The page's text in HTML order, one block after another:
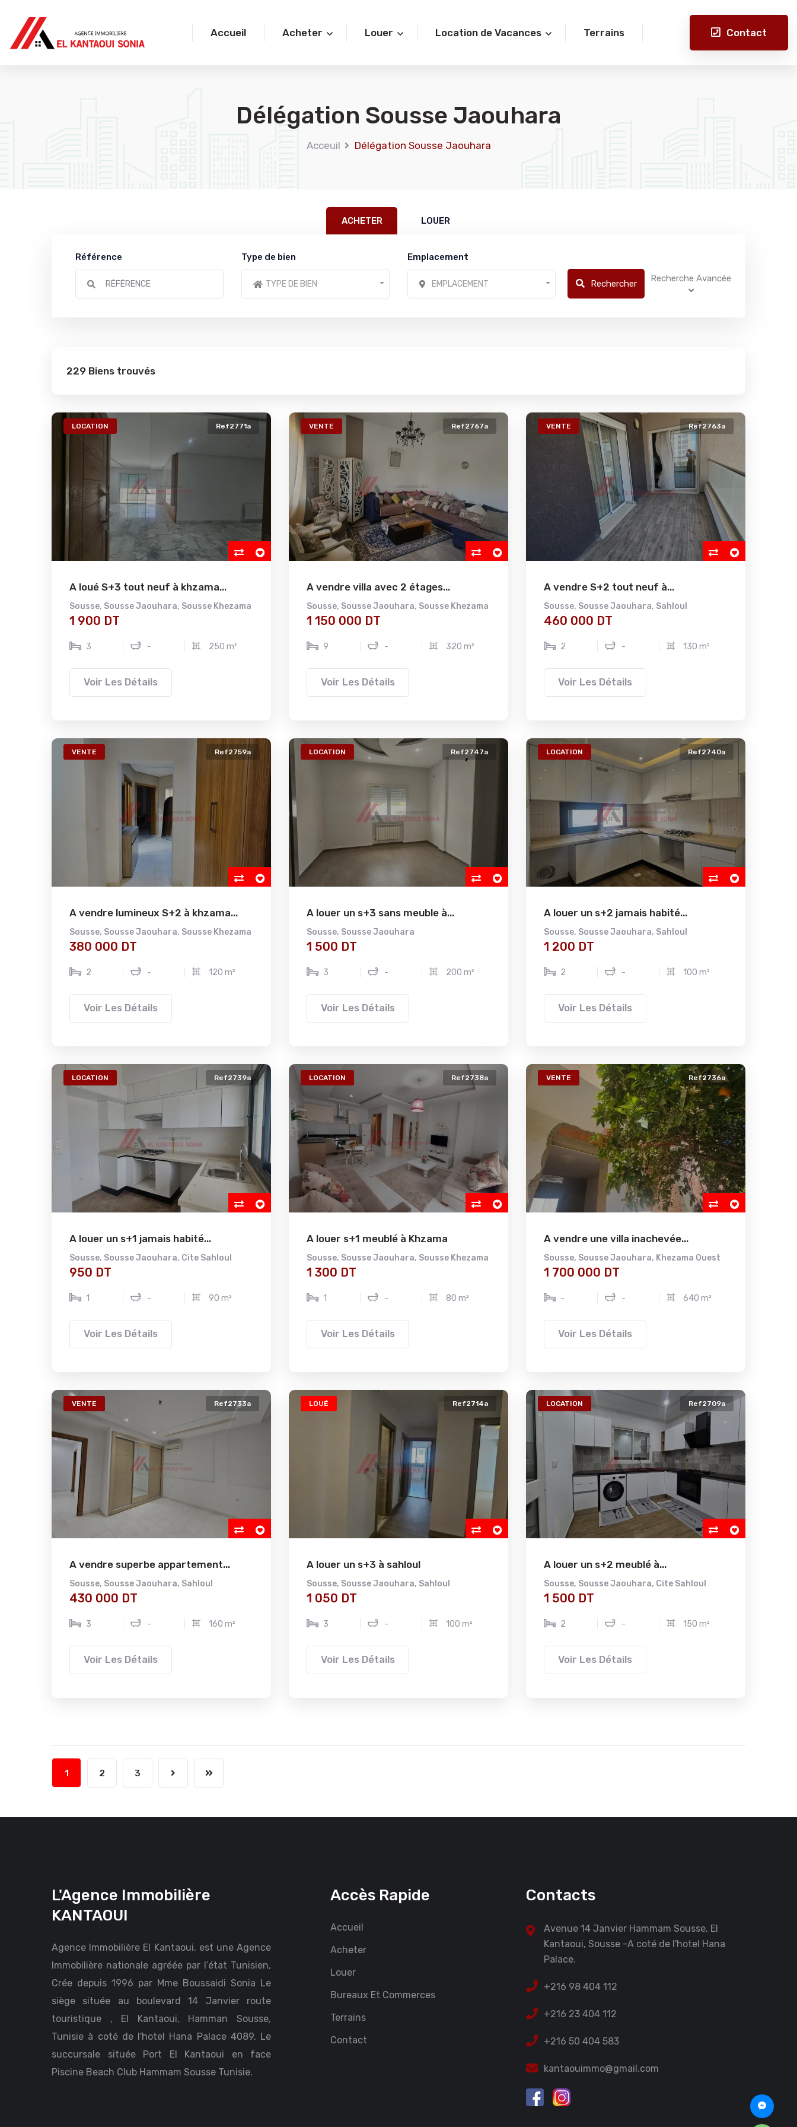
Accueil Acheter Louer Location de Vacances Terrains Contact
Délégation Sousse Jaouhara
Acceuil Délégation Sousse Jaouhara
ACHETER LOUER
Référence Type de bien
TYPE DE BIEN
Emplacement
EMPLACEMENT Rechercher Recherche Avancée
229 Biens trouvés
LOCATION Ref2771a
A loué S+3 tout neuf à khzama...
Sousse, Sousse Jaouhara, Sousse Khezama
1 900 DT
3 - 250 m²
Voir Les Détails
VENTE Ref2767a
A vendre villa avec 2 étages...
Sousse, Sousse Jaouhara, Sousse Khezama
1 150 000 DT
9 - 320 m²
Voir Les Détails
VENTE Ref2763a
A vendre S+2 tout neuf à...
Sousse, Sousse Jaouhara, Sahloul
460 000 DT
2 - 130 m²
Voir Les Détails
VENTE Ref2759a
A vendre lumineux S+2 à khzama...
Sousse, Sousse Jaouhara, Sousse Khezama
380 000 DT
2 - 120 m²
Voir Les Détails
LOCATION Ref2747a
A louer un s+3 sans meuble à...
Sousse, Sousse Jaouhara
1 500 DT
3 - 200 m²
Voir Les Détails
LOCATION Ref2740a
A louer un s+2 jamais habité...
Sousse, Sousse Jaouhara, Sahloul
1 200 DT
2 - 100 m²
Voir Les Détails
LOCATION Ref2739a
A louer un s+1 jamais habité...
Sousse, Sousse Jaouhara, Cite Sahloul
950 DT
1 - 90 m²
Voir Les Détails
LOCATION Ref2738a
A louer s+1 meublé à Khzama
Sousse, Sousse Jaouhara, Sousse Khezama
1 300 DT
1 - 80 m²
Voir Les Détails
VENTE Ref2736a
A vendre une villa inachevée...
Sousse, Sousse Jaouhara, Khezama Ouest
1 700 000 DT
- - 640 m²
Voir Les Détails
VENTE Ref2733a
A vendre superbe appartement...
Sousse, Sousse Jaouhara, Sahloul
430 000 DT
3 - 160 m²
Voir Les Détails
LOUÉ Ref2714a
A louer un s+3 à sahloul
Sousse, Sousse Jaouhara, Sahloul
1 050 DT
3 - 100 m²
Voir Les Détails
LOCATION Ref2709a
A louer un s+2 meublé à...
Sousse, Sousse Jaouhara, Cite Sahloul
1 500 DT
2 - 150 m²
Voir Les Détails
1 2 3
L'Agence Immobilière
KANTAOUI
Agence Immobilière El Kantaoui. est une Agence
Immobilière nationale agréée par l’état Tunisien,
Crée depuis 1996 par Mme Boussaidi Sonia Le
siège située au boulevard 14 Janvier route
touristique , El Kantaoui, Hamman Sousse,
Tunisie à coté de l'hotel Hana Palace 4089. Le
succursale située Port El Kantaoui en face
Piscine Beach Club Hammam Sousse Tunisie.
Accès Rapide
Accueil
Acheter
Louer
Bureaux Et Commerces
Terrains
Contact
Contacts
Avenue 14 Janvier Hammam Sousse, El
Kantaoui, Sousse -A coté de l'hotel Hana
Palace.
+216 98 404 112
+216 23 404 112
+216 50 404 583
kantaouimmo@gmail.com